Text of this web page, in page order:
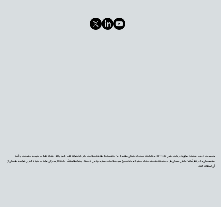
وب‌سایت «دیجی‌پزشک» موفق به دریافت نشان PIF TICK بریتانیا شده است. این نشان معتبر به این معناست که اطلاعات سلامت ما بر پایه شواهد علمی به‌روز و قابل اعتماد تهیه می‌شوند، با مشارکت و تأیید
متخصصان و با در نظر گرفتن نیازهای بیماران طراحی شده‌اند. همچنین، تمام محتوا با توجه به سطح سواد سلامت، دسترس‌پذیری دیجیتال و شرایط فرهنگی جامعه فارسی‌زبان تولید می‌شود تا کاربران بتوانند با اطمینان از
آن استفاده کنند.